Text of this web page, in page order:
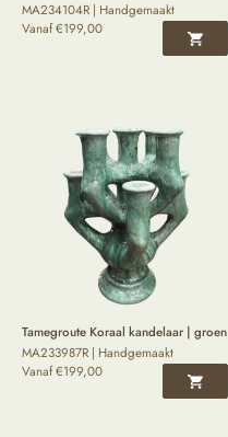
MA234104R | Handgemaakt
Vanaf€199,00
Tamegroute Koraal kandelaar | groen
MA233987R | Handgemaakt
Vanaf€199,00